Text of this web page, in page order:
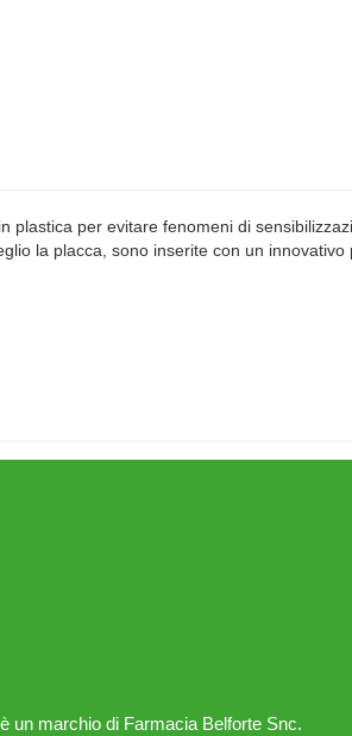
per evitare fenomeni di
la placca, sono inserite con un innovativo
un marchio di Farmacia Belforte Snc.